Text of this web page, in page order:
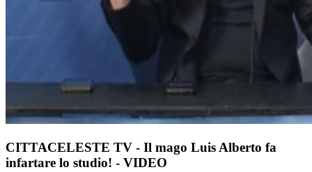
CITTACELESTE TV - Il mago Luis Alberto fa
infartare lo studio! - VIDEO